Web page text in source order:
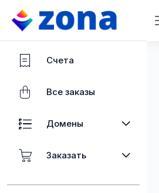
Счета
Все заказы
Домены
Заказать